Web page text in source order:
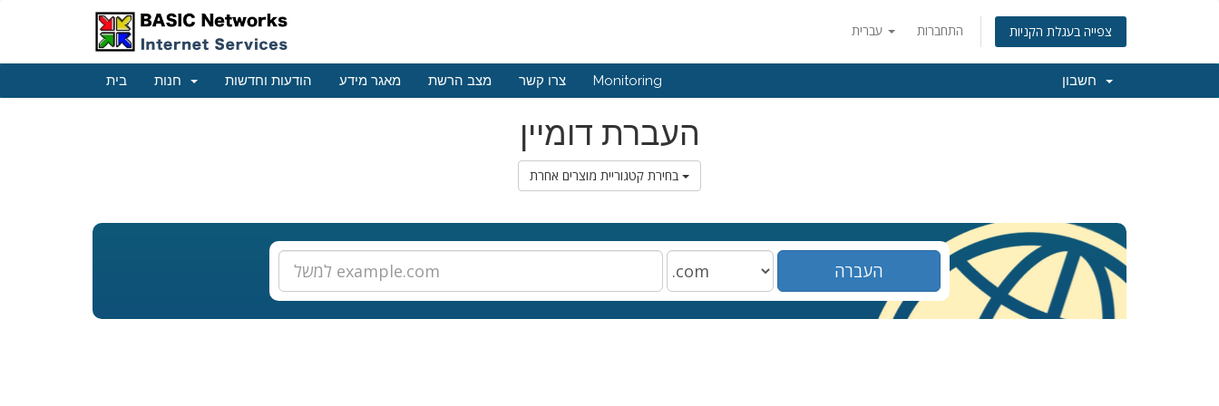
התחברות צפייה בעגלת הקניות
בית הודעות וחדשות מאגר מידע מצב הרשת צרו קשר Monitoring
העברת דומיין
העברה